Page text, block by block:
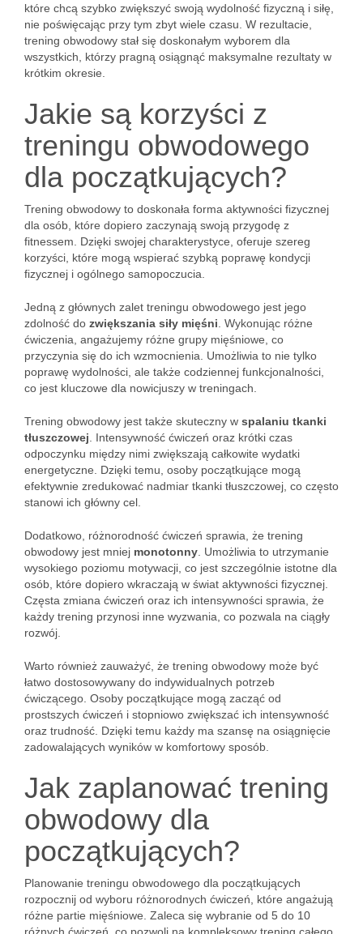
które chcą szybko zwiększyć swoją wydolność fizyczną i siłę,
nie poświęcając przy tym zbyt wiele czasu. W rezultacie,
trening obwodowy stał się doskonałym wyborem dla
wszystkich, którzy pragną osiągnąć maksymalne rezultaty w
krótkim okresie.
Jakie są korzyści z
treningu obwodowego
dla początkujących?
Trening obwodowy to doskonała forma aktywności fizycznej
dla osób, które dopiero zaczynają swoją przygodę z
fitnessem. Dzięki swojej charakterystyce, oferuje szereg
korzyści, które mogą wspierać szybką poprawę kondycji
fizycznej i ogólnego samopoczucia.
Jedną z głównych zalet treningu obwodowego jest jego
zdolność do zwiększania siły mięśni . Wykonując różne
ćwiczenia, angażujemy różne grupy mięśniowe, co
przyczynia się do ich wzmocnienia. Umożliwia to nie tylko
poprawę wydolności, ale także codziennej funkcjonalności,
co jest kluczowe dla nowicjuszy w treningach.
Trening obwodowy jest także skuteczny w spalaniu tkanki
tłuszczowej . Intensywność ćwiczeń oraz krótki czas
odpoczynku między nimi zwiększają całkowite wydatki
energetyczne. Dzięki temu, osoby początkujące mogą
efektywnie zredukować nadmiar tkanki tłuszczowej, co często
stanowi ich główny cel.
Dodatkowo, różnorodność ćwiczeń sprawia, że trening
obwodowy jest mniej monotonny . Umożliwia to utrzymanie
wysokiego poziomu motywacji, co jest szczególnie istotne dla
osób, które dopiero wkraczają w świat aktywności fizycznej.
Częsta zmiana ćwiczeń oraz ich intensywności sprawia, że
każdy trening przynosi inne wyzwania, co pozwala na ciągły
rozwój.
Warto również zauważyć, że trening obwodowy może być
łatwo dostosowywany do indywidualnych potrzeb
ćwiczącego. Osoby początkujące mogą zacząć od
prostszych ćwiczeń i stopniowo zwiększać ich intensywność
oraz trudność. Dzięki temu każdy ma szansę na osiągnięcie
zadowalających wyników w komfortowy sposób.
Jak zaplanować trening
obwodowy dla
początkujących?
Planowanie treningu obwodowego dla początkujących
rozpocznij od wyboru różnorodnych ćwiczeń, które angażują
różne partie mięśniowe. Zaleca się wybranie od 5 do 10